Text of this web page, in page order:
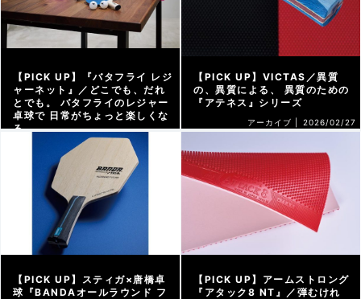
【PICK UP】『バタフライ レジ
ャーネット』／どこでも、だれ
とでも。 バタフライのレジャー
卓球で 日常がちょっと楽しくな
る
アーカイブ | 2026/03/06
【PICK UP】VICTAS／異質
の、異質による、 異質のための
『アテネス』シリーズ
アーカイブ | 2026/02/27
【PICK UP】スティガ×唐橋卓
球『BANDAオールラウンド フ
【PICK UP】アームストロング
『アタック8 NT』／弾むけれ